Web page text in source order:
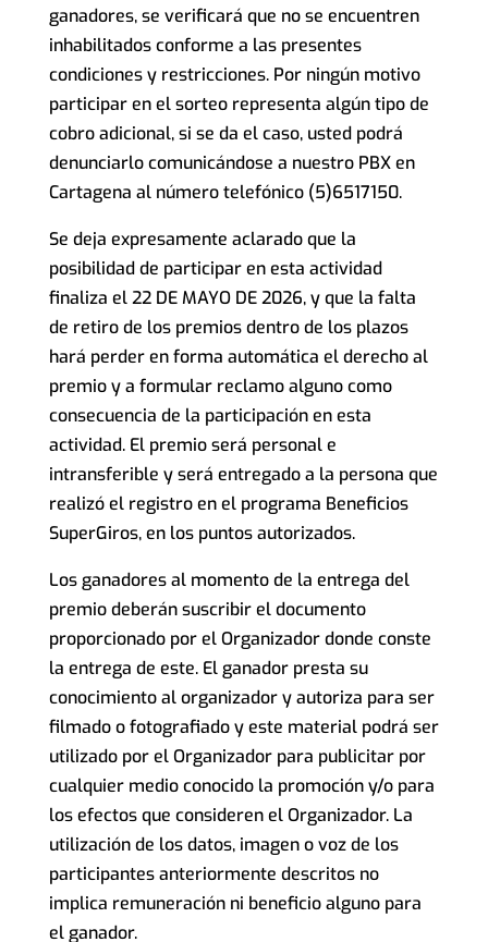
ganadores, se verificará que no se encuentren
inhabilitados conforme a las presentes
condiciones y restricciones. Por ningún motivo
participar en el sorteo representa algún tipo de
cobro adicional, si se da el caso, usted podrá
denunciarlo comunicándose a nuestro PBX en
Cartagena al número telefónico (5)6517150.
Se deja expresamente aclarado que la
posibilidad de participar en esta actividad
finaliza el 22 DE MAYO DE 2026, y que la falta
de retiro de los premios dentro de los plazos
hará perder en forma automática el derecho al
premio y a formular reclamo alguno como
consecuencia de la participación en esta
actividad. El premio será personal e
intransferible y será entregado a la persona que
realizó el registro en el programa Beneficios
SuperGiros, en los puntos autorizados.
Los ganadores al momento de la entrega del
premio deberán suscribir el documento
proporcionado por el Organizador donde conste
la entrega de este. El ganador presta su
conocimiento al organizador y autoriza para ser
filmado o fotografiado y este material podrá ser
utilizado por el Organizador para publicitar por
cualquier medio conocido la promoción y/o para
los efectos que consideren el Organizador. La
utilización de los datos, imagen o voz de los
participantes anteriormente descritos no
implica remuneración ni beneficio alguno para
el ganador.